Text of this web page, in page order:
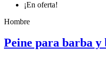
¡En oferta!
Hombre
Peine para barba y